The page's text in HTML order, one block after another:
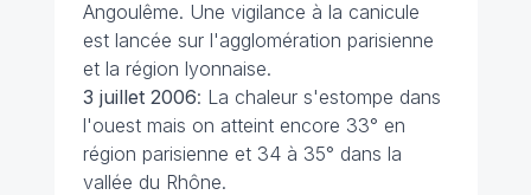
Angoulême. Une vigilance à la canicule
est lancée sur l'agglomération parisienne
et la région lyonnaise.
3 juillet 2006: La chaleur s'estompe dans
l'ouest mais on atteint encore 33° en
région parisienne et 34 à 35° dans la
vallée du Rhône.